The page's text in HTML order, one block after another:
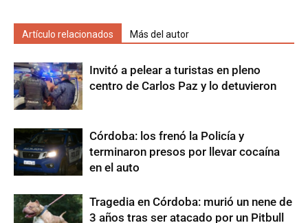
Artículo relacionados Más del autor
Invitó a pelear a turistas en pleno
centro de Carlos Paz y lo detuvieron
Córdoba: los frenó la Policía y
terminaron presos por llevar cocaína
en el auto
Tragedia en Córdoba: murió un nene de
3 años tras ser atacado por un Pitbull